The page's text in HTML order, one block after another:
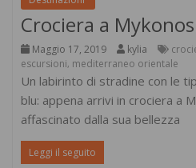
Crociera a
Maggio 17, 2019 kylia
escursioni, mediterraneo orientale
Un labirinto di stradine con le
blu: appena arrivi in crociera a
affascinato dalla sua bellezza
Leggi il seguito